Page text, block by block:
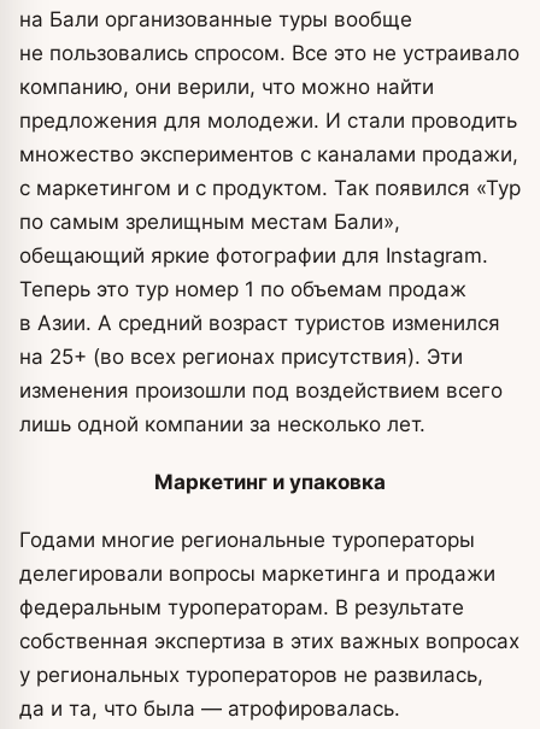
на Бали организованные туры вообще
не пользовались спросом. Все это не устраивало
компанию, они верили, что можно найти
предложения для молодежи. И стали проводить
множество экспериментов с каналами продажи,
с маркетингом и с продуктом. Так появился «Тур
по самым зрелищным местам Бали»,
обещающий яркие фотографии для Instagram.
Теперь это тур номер 1 по объемам продаж
в Азии. А средний возраст туристов изменился
на 25+ (во всех регионах присутствия). Эти
изменения произошли под воздействием всего
лишь одной компании за несколько лет.
Маркетинг и упаковка
Годами многие региональные туроператоры
делегировали вопросы маркетинга и продажи
федеральным туроператорам. В результате
собственная экспертиза в этих важных вопросах
у региональных туроператоров не развилась,
да и та, что была — атрофировалась.